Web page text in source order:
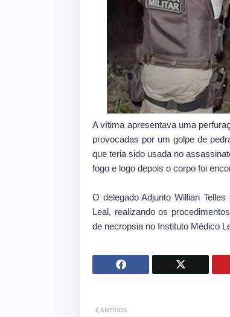
A vítima apresentava uma
provocadas por um golpe de
que teria sido usada no
fogo e logo depois o corpo foi
O delegado Adjunto Willian
Leal, realizando os
de necropsia no Instituto Médico
ANTIGOS